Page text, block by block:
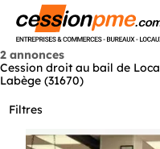
2 annonces
Cession droit au bail de
Labège (31670)
Filtres